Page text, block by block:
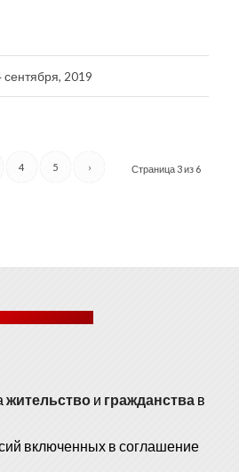
сентября, 2019
Страница 3 из 6
4 5 ›
жительство и гражданства в
включенных в соглашение